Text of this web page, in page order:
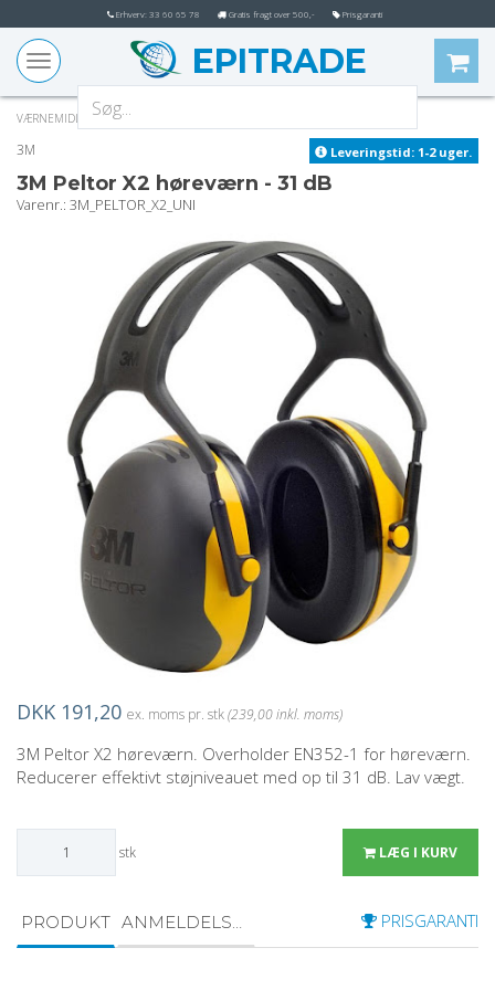
Erhverv: 33 60 65 78 Gratis fragt over 500,- Prisgaranti
Toggle
navigation
EPITRADE
VÆRNEMIDLER HØREVÆRN
Leveringstid: 1-2 uger.
3M
3M Peltor X2 høreværn - 31 dB
varenr.: 3M_PELTOR_X2_UNI
DKK 191,20 ex. moms pr. stk(239,00 inkl. moms)
3M Peltor X2 høreværn. Overholder EN352-1 for høreværn.
Reducerer effektivt støjniveauet med op til 31 dB. Lav vægt.
stk LÆG I KURV
PRISGARANTI
PRODUKT ANMELDELSER